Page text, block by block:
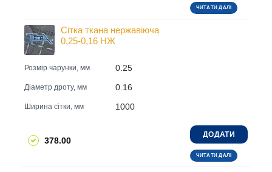
ЧИТАТИ ДАЛІ
Сітка ткана нержавіюча
0,25-0,16 НЖ
Розмір чарунки, мм 0.25
Діаметр дроту, мм 0.16
Ширина сітки, мм 1000
378.00
ДОДАТИ
ЧИТАТИ ДАЛІ